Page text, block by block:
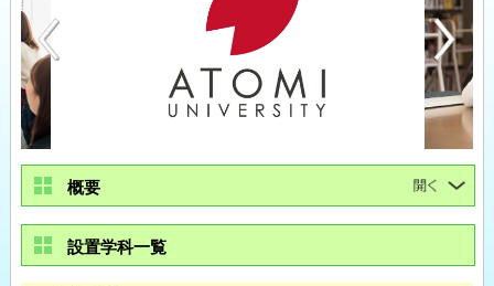
概要
設置学科一覧